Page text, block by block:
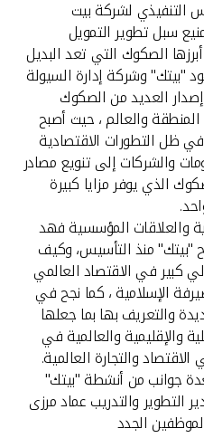
التنفيذي لشركة بيت
سبل تطوير التمويل
الصكوك التي تعد البديل
"بيتك" وشركة إدارة السيولة
العديد من الصكوك
والعالم ، حيث أصبح
ظل التطورات الاقتصادية
والشركات إلى تنويع مصادر
الذي يوفر مزايا كبيرة
والعلاقات المؤسسية فهد
"بيتك" منذ التأسيس، وكيف
كبير في الاقتصاد العالمي
الإسلامية ، كما نجح في
والتعريف بها بما جعلها
والإقليمية والعالمية في
والتجارة العالمية.
جوانب من أنشطة "بيتك"
التطوير والتدريب عماد مرزى
الجدد